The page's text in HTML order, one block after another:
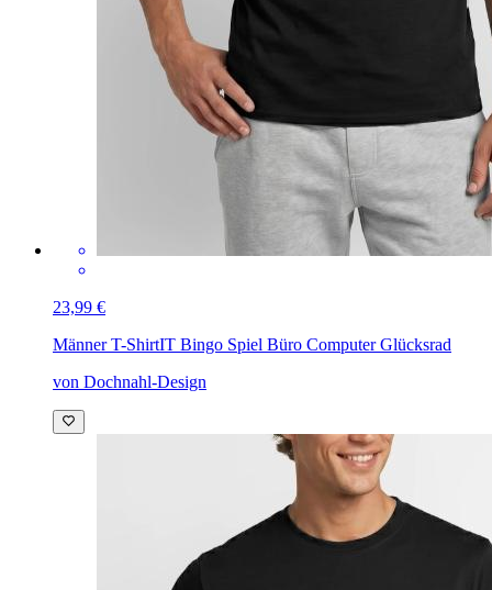
23,99 €
Männer T-ShirtIT Bingo Spiel Büro Computer Glücksrad
von Dochnahl-Design